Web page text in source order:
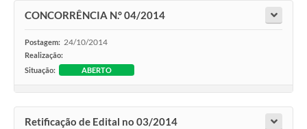
CONCORRÊNCIA N.° 04/2014
Postagem: 24/10/2014
Realização:
Situação:
ABERTO
Retificação de Edital no 03/2014